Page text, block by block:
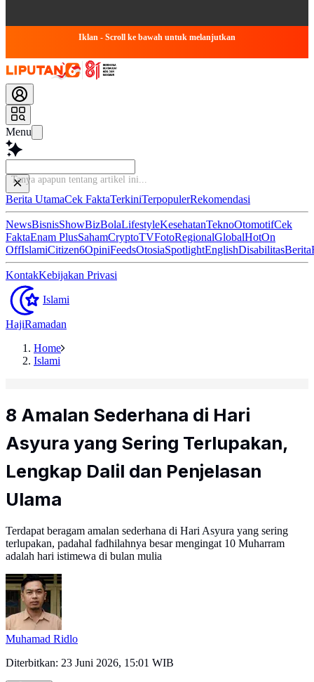
Iklan - Scroll ke bawah untuk melanjutkan
Menu
Tanya ap
Berita UtamaCek FaktaTerkiniTerpopulerRekomendasi
NewsBisnisShowBizBolaLifestyleKesehatanTeknoOtomotifCek
FaktaEnam PlusSahamCryptoTVFotoRegionalGlobalHotOn
OffIslamiCitizen6OpiniFeedsOtosiaSpotlightEnglishDisabilitasBerita
KontakKebijakan Privasi
Islami
HajiRamadan
Home
Islami
8 Amalan Sederhana di Hari
Asyura yang Sering Terlupakan,
Lengkap Dalil dan Penjelasan
Ulama
Terdapat beragam amalan sederhana di Hari Asyura yang sering
terlupakan, padahal fadhilahnya besar mengingat 10 Muharram
adalah hari istimewa di bulan mulia
Muhamad Ridlo
Diterbitkan: 23 Juni 2026, 15:01 WIB